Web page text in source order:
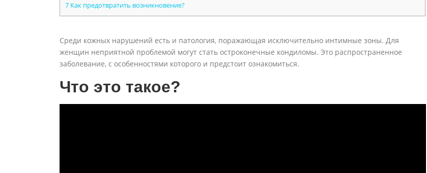
7 Как предотвратить возникновение?
Среди кожных нарушений есть и патология, поражающая исключительно интимные зоны. Для
женщин неприятной проблемой могут стать остроконечные кондиломы. Это распространенное
заболевание, с особенностями которого и предстоит ознакомиться.
Что это такое?